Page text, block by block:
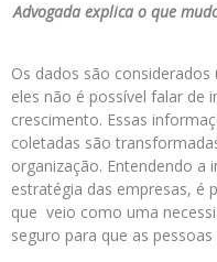
Advogada explica o que
Os dados são
eles não é possível falar de
crescimento. Essas
coletadas são
organização. Entendendo a
estratégia das empresas, é
que veio como uma
seguro para que as